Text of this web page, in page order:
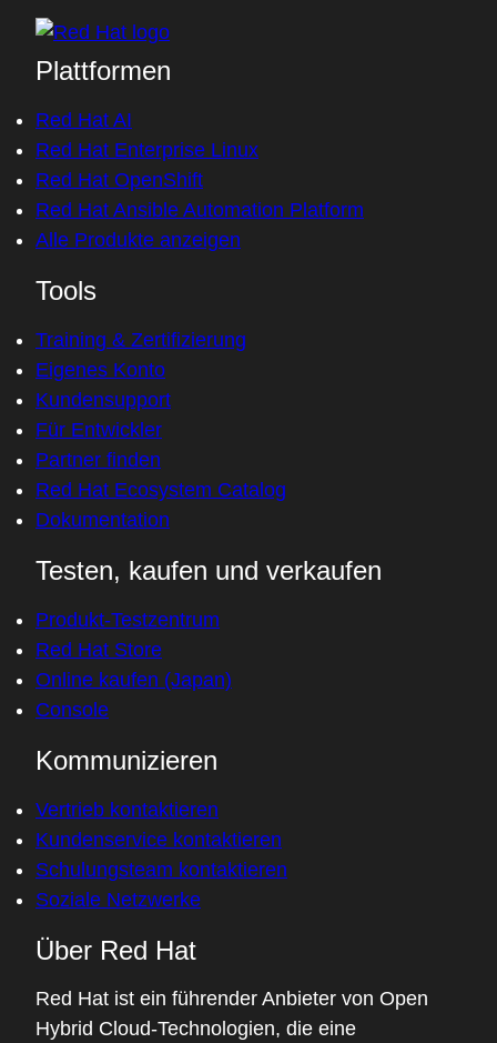
Plattformen
Red Hat AI
Red Hat Enterprise Linux
Red Hat OpenShift
Red Hat Ansible Automation Platform
Alle Produkte anzeigen
Tools
Training & Zertifizierung
Eigenes Konto
Kundensupport
Für Entwickler
Partner finden
Red Hat Ecosystem Catalog
Dokumentation
Testen, kaufen und verkaufen
Produkt-Testzentrum
Red Hat Store
Online kaufen (Japan)
Console
Kommunizieren
Vertrieb kontaktieren
Kundenservice kontaktieren
Schulungsteam kontaktieren
Soziale Netzwerke
Über Red Hat
Red Hat ist ein führender Anbieter von Open
Hybrid Cloud-Technologien, die eine